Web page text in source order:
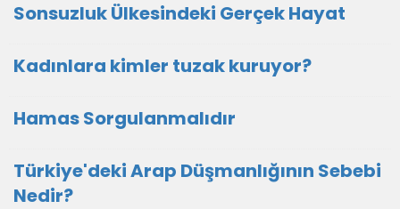
Sonsuzluk Ülkesindeki Gerçek Hayat
Kadınlara kimler tuzak kuruyor?
Hamas Sorgulanmalıdır
Türkiye'deki Arap Düşmanlığının Sebebi
Nedir?